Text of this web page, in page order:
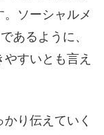
ソーシャルメ
あるように、
すいとも言え
り伝えていく